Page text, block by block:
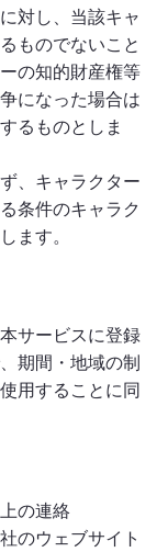
対し、当該キャ
ものでないこと
の知的財産権等
になった場合は
るものとしま
、キャラクター
条件のキャラク
ます。
サービスに登録
期間・地域の制
用することに同
の連絡
のウェブサイト